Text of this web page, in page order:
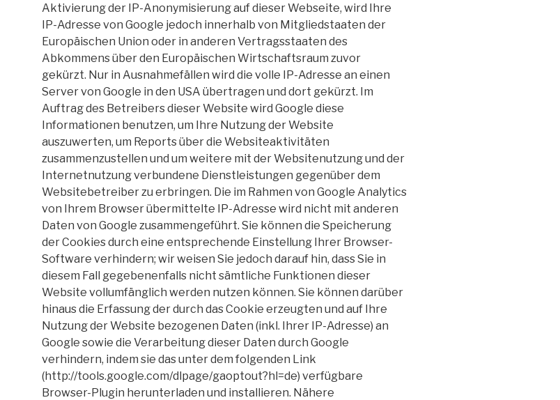
Aktivierung der IP-Anonymisierung auf dieser Webseite, wird Ihre
IP-Adresse von Google jedoch innerhalb von Mitgliedstaaten der
Europäischen Union oder in anderen Vertragsstaaten des
Abkommens über den Europäischen Wirtschaftsraum zuvor
gekürzt. Nur in Ausnahmefällen wird die volle IP-Adresse an einen
Server von Google in den USA übertragen und dort gekürzt. Im
Auftrag des Betreibers dieser Website wird Google diese
Informationen benutzen, um Ihre Nutzung der Website
auszuwerten, um Reports über die Websiteaktivitäten
zusammenzustellen und um weitere mit der Websitenutzung und der
Internetnutzung verbundene Dienstleistungen gegenüber dem
Websitebetreiber zu erbringen. Die im Rahmen von Google Analytics
von Ihrem Browser übermittelte IP-Adresse wird nicht mit anderen
Daten von Google zusammengeführt. Sie können die Speicherung
der Cookies durch eine entsprechende Einstellung Ihrer Browser-
Software verhindern; wir weisen Sie jedoch darauf hin, dass Sie in
diesem Fall gegebenenfalls nicht sämtliche Funktionen dieser
Website vollumfänglich werden nutzen können. Sie können darüber
hinaus die Erfassung der durch das Cookie erzeugten und auf Ihre
Nutzung der Website bezogenen Daten (inkl. Ihrer IP-Adresse) an
Google sowie die Verarbeitung dieser Daten durch Google
verhindern, indem sie das unter dem folgenden Link
(http://tools.google.com/dlpage/gaoptout?hl=de) verfügbare
Browser-Plugin herunterladen und installieren. Nähere